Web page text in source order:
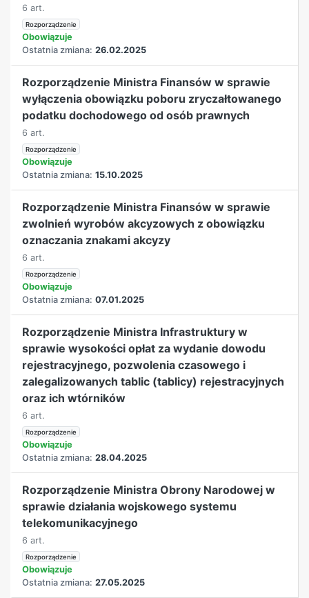
6 art.
Rozporządzenie
Obowiązuje
Ostatnia zmiana: 26.02.2025
Rozporządzenie Ministra Finansów w sprawie
wyłączenia obowiązku poboru zryczałtowanego
podatku dochodowego od osób prawnych
6 art.
Rozporządzenie
Obowiązuje
Ostatnia zmiana: 15.10.2025
Rozporządzenie Ministra Finansów w sprawie
zwolnień wyrobów akcyzowych z obowiązku
oznaczania znakami akcyzy
6 art.
Rozporządzenie
Obowiązuje
Ostatnia zmiana: 07.01.2025
Rozporządzenie Ministra Infrastruktury w
sprawie wysokości opłat za wydanie dowodu
rejestracyjnego, pozwolenia czasowego i
zalegalizowanych tablic (tablicy) rejestracyjnych
oraz ich wtórników
6 art.
Rozporządzenie
Obowiązuje
Ostatnia zmiana: 28.04.2025
Rozporządzenie Ministra Obrony Narodowej w
sprawie działania wojskowego systemu
telekomunikacyjnego
6 art.
Rozporządzenie
Obowiązuje
Ostatnia zmiana: 27.05.2025